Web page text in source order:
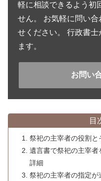
軽に相談できるよう初
せん。 お気軽に問い
せください。 行政書
ます。
お問い
目
祭祀の主宰者の役割と
遺言書で祭祀の主宰
詳細
祭祀の主宰者の指定が